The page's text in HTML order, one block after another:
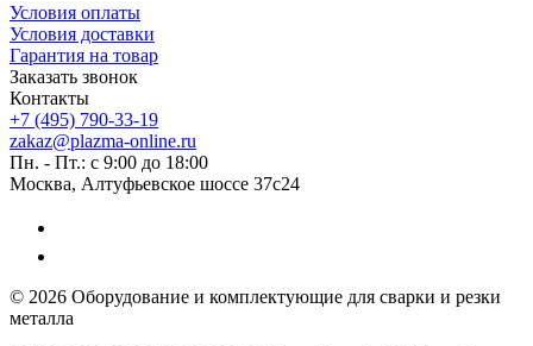
Условия оплаты
Условия доставки
Гарантия на товар
Заказать звонок
Контакты
+7 (495) 790-33-19
zakaz@plazma-online.ru
Пн. - Пт.: с 9:00 до 18:00
Москва, Алтуфьевское шоссе 37с24
© 2026 Оборудование и комплектующие для сварки и резки
металла